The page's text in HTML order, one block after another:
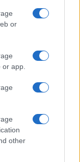
or
app.
other
κατάρτισης και
για το έτος
των φορέων
τομέα για το έτος
χρόνου. Την